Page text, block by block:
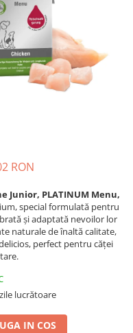
RON
Junior, PLATINUM Menu,
special formulată pentru
și adaptată nevoilor lor
naturale de înaltă calitate,
perfect pentru căței
lucrătoare
IN COS